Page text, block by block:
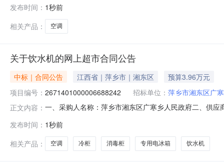
准，资金来源为项目部自筹，采购人为纳赫高速公路一
发布时间： 1秒前
相关产品：
空调
关于饮水机的网上超市合同公告
中标｜合同公告 江西省｜萍乡市｜湘东区
预算3.96万元
项目编号： 2671401000006688242 招标单位： 萍乡市湘东区广
正文内容： 一、采购人名称：萍乡市湘东区广寒乡人民政府二、供
尔/AngelCB3581LK-J台2.0055911182格力云逸-ⅡKFR-
发布时间： 1秒前
相关产品：
空调 冷柜 消毒柜 专用电冰箱 饮水机